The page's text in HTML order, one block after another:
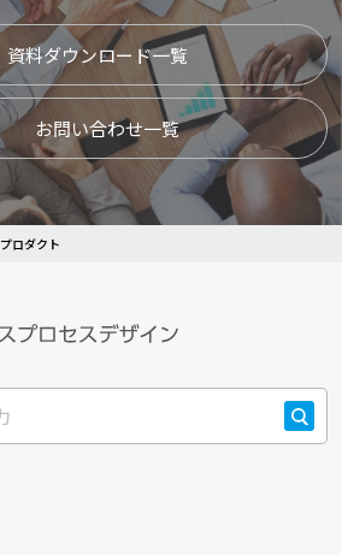
資料ダウンロード一覧
お問い合わせ一覧
プロダクト
検索